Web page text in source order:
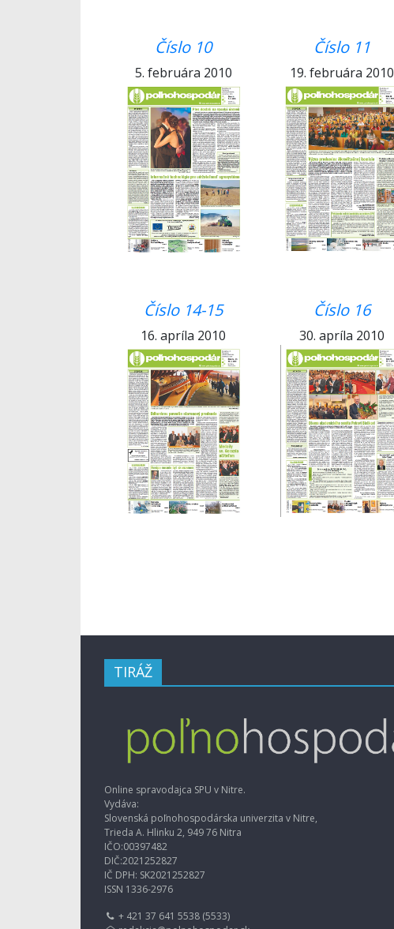
Číslo 10
5. februára 2010
Číslo 11
19. februára 2010
Číslo 14-15
16. apríla 2010
Číslo 16
30. apríla 2010
TIRÁŽ
Online spravodajca SPU v Nitre.
Vydáva:
Slovenská poľnohospodárska univerzita v Nitre,
Trieda A. Hlinku 2, 949 76 Nitra
IČO:00397482
DIČ:2021252827
IČ DPH: SK2021252827
ISSN 1336-2976
+ 421 37 641 5538 (5533)